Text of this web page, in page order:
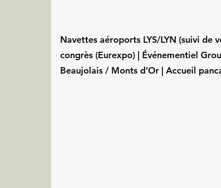
Navettes aéroports LYS/LYN (suivi de
congrès (Eurexpo) | Événementiel
Beaujolais / Monts d’Or | Accueil